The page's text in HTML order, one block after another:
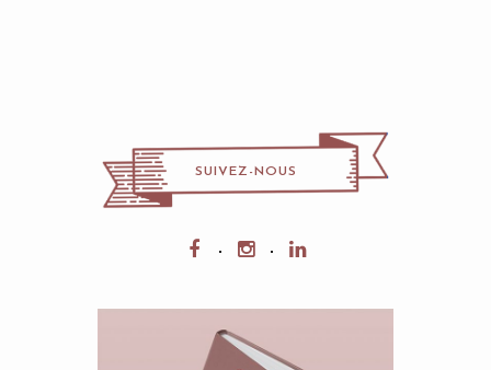
SUIVEZ-NOUS